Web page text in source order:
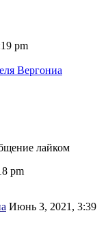
pm
Вергониа
лайком
pm
Июнь 3, 2021, 3:39